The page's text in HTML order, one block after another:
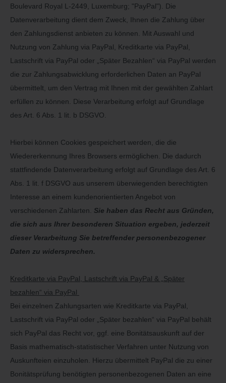
Boulevard Royal L-2449, Luxemburg; "PayPal"). Die
Datenverarbeitung dient dem Zweck, Ihnen die Zahlung über
den Zahlungsdienst anbieten zu können. Mit Auswahl und
Nutzung von Zahlung via PayPal, Kreditkarte via PayPal,
Lastschrift via PayPal oder „Später Bezahlen“ via PayPal werden
die zur Zahlungsabwicklung erforderlichen Daten an PayPal
übermittelt, um den Vertrag mit Ihnen mit der gewählten Zahlart
erfüllen zu können. Diese Verarbeitung erfolgt auf Grundlage
des Art. 6 Abs. 1 lit. b DSGVO.
Hierbei können Cookies gespeichert werden, die die
Wiedererkennung Ihres Browsers ermöglichen. Die dadurch
stattfindende Datenverarbeitung erfolgt auf Grundlage des Art. 6
Abs. 1 lit. f DSGVO aus unserem überwiegenden berechtigten
Interesse an einem kundenorientierten Angebot von
verschiedenen Zahlarten. Sie haben das Recht aus Gründen,
die sich aus Ihrer besonderen Situation ergeben, jederzeit
dieser Verarbeitung Sie betreffender personenbezogener
Daten zu widersprechen.
Kreditkarte via PayPal, Lastschrift via PayPal & „Später
bezahlen“ via PayPal
Bei einzelnen Zahlungsarten wie Kreditkarte via PayPal,
Lastschrift via PayPal oder „Später bezahlen“ via PayPal behält
sich PayPal das Recht vor, ggf. eine Bonitätsauskunft auf der
Basis mathematisch-statistischer Verfahren unter Nutzung von
Auskunfteien einzuholen. Hierzu übermittelt PayPal die zu einer
Bonitätsprüfung benötigten personenbezogenen Daten an eine